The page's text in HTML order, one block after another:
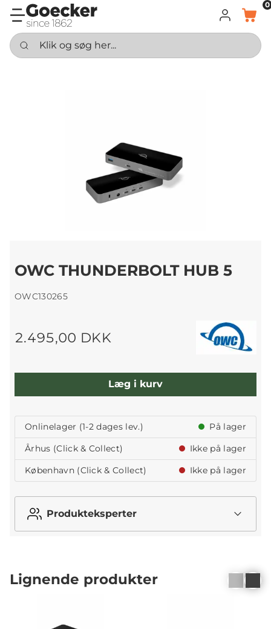
LOG INDKURV
0
Klik og søg her...
OWC THUNDERBOLT HUB 5
OWC130265
2.495,00 DKK
Læg i kurv
Onlinelager (1-2 dages lev.)
På lager
Århus (Click & Collect)
Ikke på lager
København (Click & Collect)
Ikke på lager
Produkteksperter
Lignende produkter